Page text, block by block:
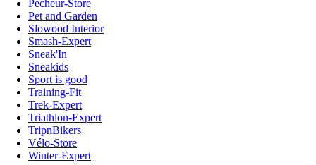
Pecheur-Store
Pet and Garden
Slowood Interior
Smash-Expert
Sneak'In
Sneakids
Sport is good
Training-Fit
Trek-Expert
Triathlon-Expert
TripnBikers
Vélo-Store
Winter-Expert